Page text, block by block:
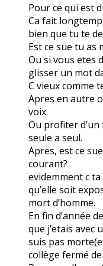
Pour ce qui est
Ca fait
bien que tu te
Est ce sue tu as
Ou si vous etes
glisser un mot
C vieux comme
Apres en autre
voix.
Ou profiter
seule a seul.
Apres, est ce
courant?
evidemment c
qu’elle soit
mort d’homme.
En fin d’année
que j’etais avec
suis pas
collège fermé